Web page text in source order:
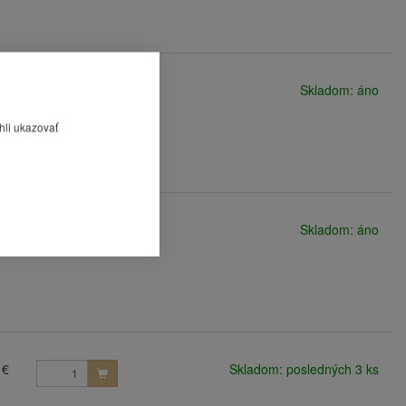
Skladom: áno
Skladom: áno
Skladom: posledných 3 ks
ukazovať